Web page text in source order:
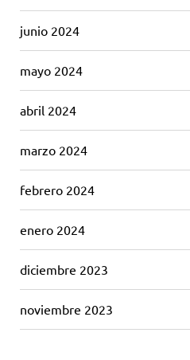
junio 2024
mayo 2024
abril 2024
marzo 2024
febrero 2024
enero 2024
diciembre 2023
noviembre 2023